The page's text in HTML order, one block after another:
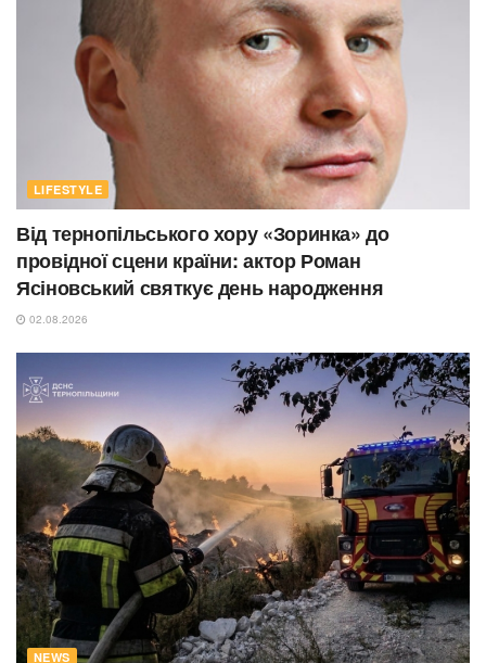
LIFESTYLE
Від тернопільського хору «Зоринка» до
провідної сцени країни: актор Роман
Ясіновський святкує день народження
02.08.2026
NEWS